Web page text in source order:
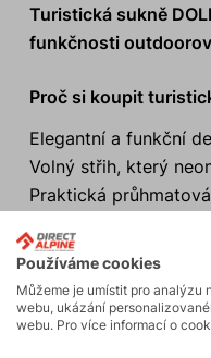
Turistická sukně
funkčnosti
Proč si koupit
Elegantní a funkční
Volný střih, který
Praktická
Ideální na turistiku i
Používáme cookies
Můžeme je umístit pro analýzu
webu, ukázání
webu. Pro více informací o